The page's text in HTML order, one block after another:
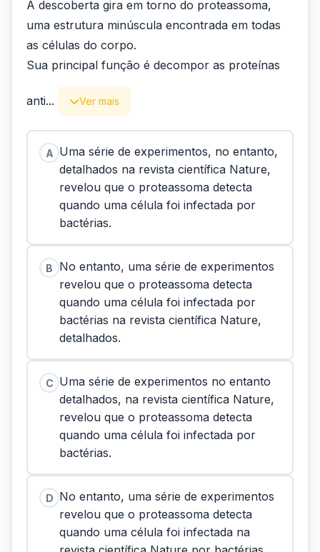
A descoberta gira em torno do proteassoma,
uma estrutura minúscula encontrada em todas
as células do corpo.
Sua principal função é decompor as proteínas
anti... Ver mais
A Uma série de experimentos, no entanto,
detalhados na revista científica Nature,
revelou que o proteassoma detecta
quando uma célula foi infectada por
bactérias.
B
No entanto, uma série de experimentos
revelou que o proteassoma detecta
quando uma célula foi infectada por
bactérias na revista científica Nature,
detalhados.
C Uma série de experimentos no entanto
detalhados, na revista científica Nature,
revelou que o proteassoma detecta
quando uma célula foi infectada por
bactérias.
D No entanto, uma série de experimentos
revelou que o proteassoma detecta
quando uma célula foi infectada na